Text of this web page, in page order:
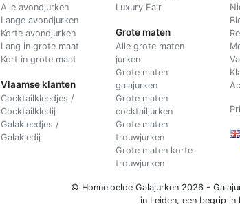
Alle avondjurken
Lange avondjurken
Korte avondjurken
Lang in grote maat
Kort in grote maat
Vlaamse klanten
Cocktailkleedjes /
Cocktailkledij
Galakleedjes /
Galakledij
Luxury Fair
Grote maten
Alle grote maten
jurken
Grote maten
galajurken
Grote maten
cocktailjurken
Grote maten
trouwjurken
Grote maten korte
trouwjurken
© Honneloeloe Galajurken 2026 -
in Leiden, een begrip in